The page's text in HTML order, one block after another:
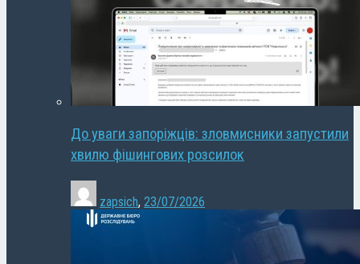
До уваги запоріжців: зловмисники запустили
хвилю фішингових розсилок
zapsich, 23/07/2026